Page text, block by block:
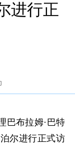
进行正
布拉姆·巴特
尔进行正式访